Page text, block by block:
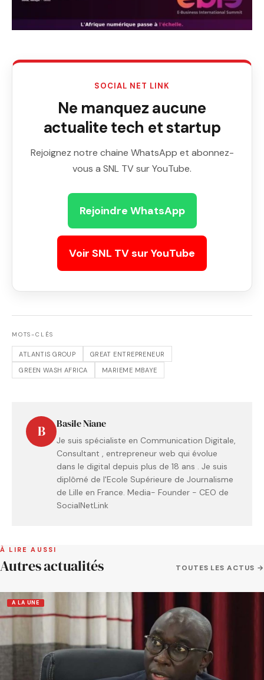
SOCIAL NET LINK
Ne manquez aucune
actualite tech et startup
Rejoignez notre chaine WhatsApp et abonnez-
vous a SNL TV sur YouTube.
Rejoindre WhatsApp
Voir SNL TV sur YouTube
MOTS-CLÉS
ATLANTIS GROUP
GREAT ENTREPRENEUR
GREEN WASH AFRICA
MARIEME MBAYE
B Basile Niane
Je suis spécialiste en Communication Digitale,
Consultant , entrepreneur web qui évolue
dans le digital depuis plus de 18 ans . Je suis
diplômé de l'Ecole Supérieure de Journalisme
de Lille en France. Media- Founder - CEO de
SocialNetLink
À LIRE AUSSI
Autres actualités TOUTES LES ACTUS →
A LA UNE